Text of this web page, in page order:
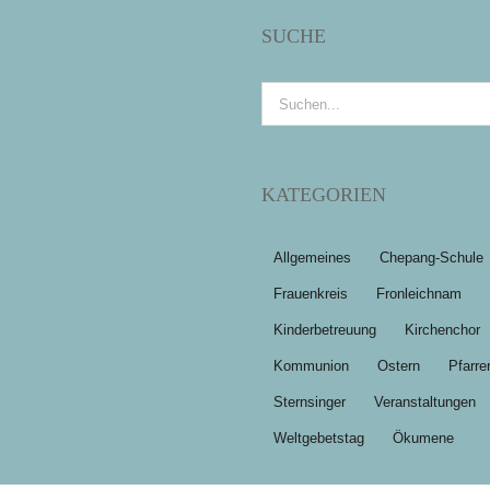
SUCHE
Suche
nach:
KATEGORIEN
Allgemeines Chepang-Schule
Frauenkreis Fronleichnam
Kinderbetreuung Kirchenchor
Kommunion Ostern
Sternsinger Veranstaltungen
Weltgebetstag Ökumene